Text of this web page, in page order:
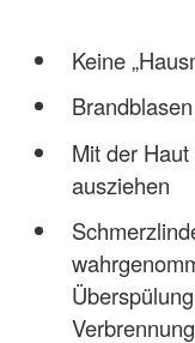
Keine
Mit der
ausziehen